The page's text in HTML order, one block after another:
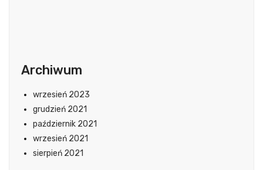
Archiwum
wrzesień 2023
grudzień 2021
październik 2021
wrzesień 2021
sierpień 2021